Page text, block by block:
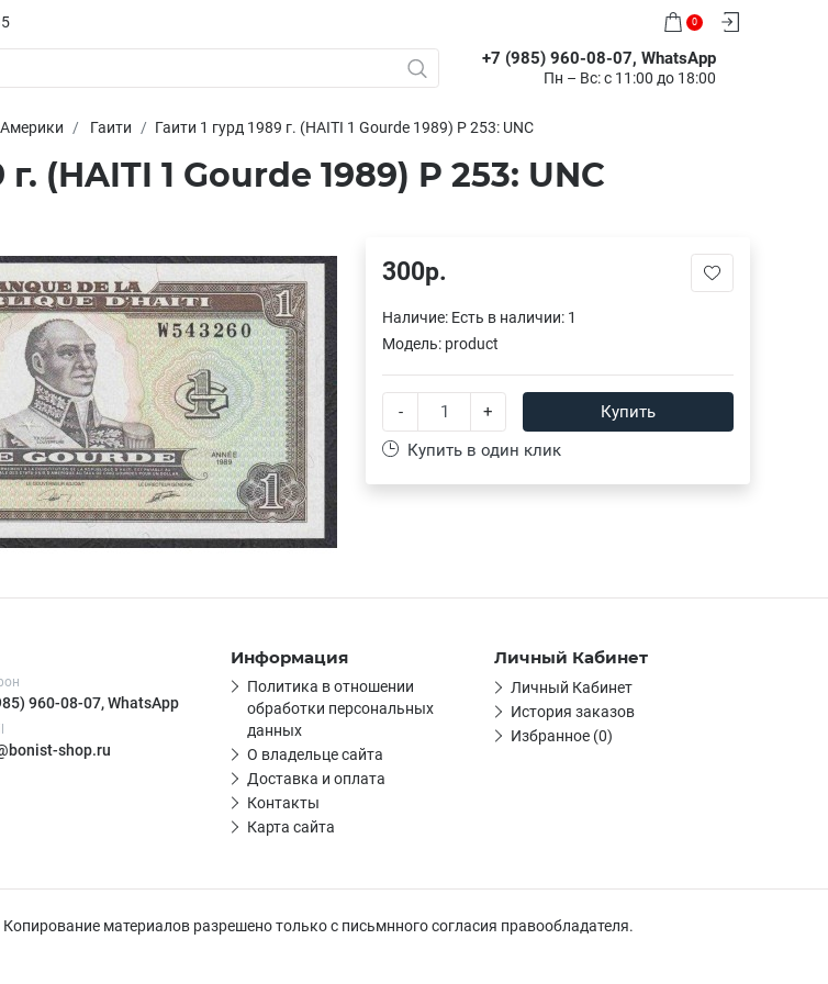
+7 (985) 960-08-07, WhatsApp
Пн – Вс: с 11:00 до 18:00
0
Гаити Гаити 1 гурд 1989 г. (HAITI 1 Gourde 1989) P 253: UNC
г. (HAITI 1 Gourde 1989) P 253: UNC
300р.
Наличие: Есть в наличии: 1
Модель: product
- +
Купить
Купить в один клик
960-08-07, WhatsApp
shop.ru
Информация
Политика в отношении
обработки персональных
данных
О владельце сайта
Доставка и оплата
Контакты
Карта сайта
Личный Кабинет
Личный Кабинет
История заказов
Избранное (0)
материалов разрешено только с письмнного согласия правообладателя.